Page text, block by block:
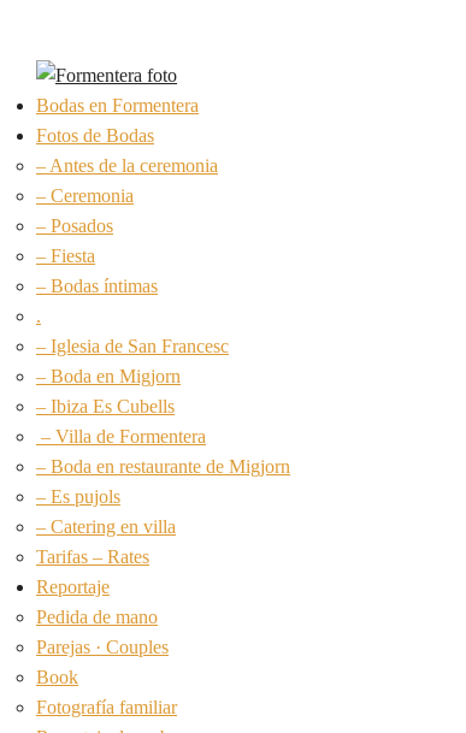
Bodas en Formentera
Fotos de Bodas
– Antes de la ceremonia
– Ceremonia
– Posados
– Fiesta
– Bodas íntimas
.
– Iglesia de San Francesc
– Boda en Migjorn
– Ibiza Es Cubells
– Villa de Formentera
– Boda en restaurante de Migjorn
– Es pujols
– Catering en villa
Tarifas – Rates
Reportaje
Pedida de mano
Parejas · Couples
Book
Fotografía familiar